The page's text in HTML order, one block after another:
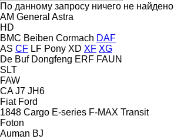
По данному запросу ничего не найдено
AM General Astra
HD
BMC Beiben Cormach DAF
AS CF LF Pony XD XF XG
De Buf Dongfeng ERF FAUN
SLT
FAW
CA J7 JH6
Fiat Ford
1848 Cargo E-series F-MAX Transit
Foton
Auman BJ